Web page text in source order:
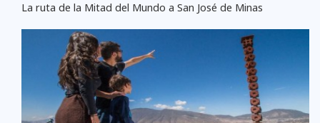
La ruta de la Mitad del Mundo a San José de Minas